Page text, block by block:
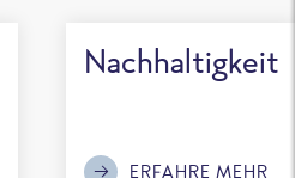
Nachhaltigkeit
ERFAHRE MEHR